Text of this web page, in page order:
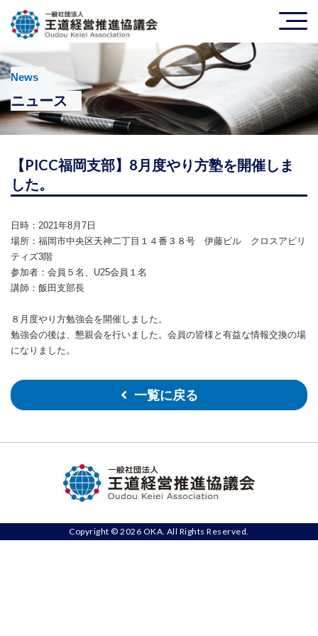
News
ニュース
【PICC福岡支部】8月度やり方塾を開催しま
した。
日時：​2021年8月7日
場所：​福岡市中央区天神二丁目１４番３８号 伊藤ビル クロスアビリ
ティズ3階
参加者：​会員５名、U25会員１名
講師：飯田支部長
​８月度やり方勉強会を開催しました。
勉強会の後は、懇親会を行いました。 会員の皆様と有益な情報交換の場
になりました。
一覧に戻る
Copyright © 2026 OKA. All Rights Reserved.